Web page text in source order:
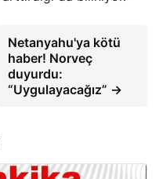
Netanyahu'ya kötü
haber! Norveç
duyurdu:
“Uygulayacağız” →